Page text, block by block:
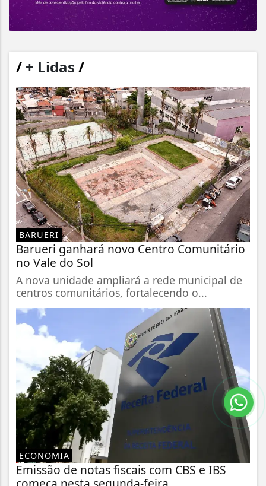
/ + Lidas /
BARUERI
Barueri ganhará novo Centro Comunitário
no Vale do Sol
A nova unidade ampliará a rede municipal de
centros comunitários, fortalecendo o...
ECONOMIA
Emissão de notas fiscais com CBS e IBS